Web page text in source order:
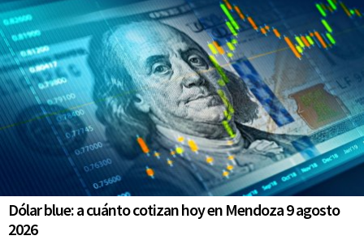
Dólar blue: a cuánto cotizan hoy en Mendoza 9 agosto
2026